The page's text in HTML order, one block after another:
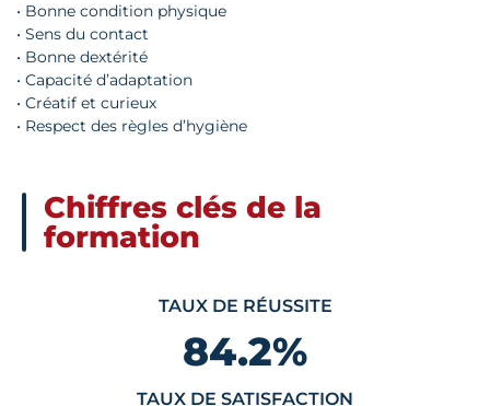
• Bonne condition physique
• Sens du contact
• Bonne dextérité
• Capacité d’adaptation
• Créatif et curieux
• Respect des règles d’hygiène
Chiffres clés de la
formation
TAUX DE RÉUSSITE
84.2%
TAUX DE SATISFACTION